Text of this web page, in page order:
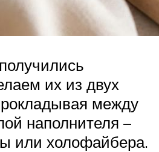
их из двух
между
наполнителя –
или холофайбера.